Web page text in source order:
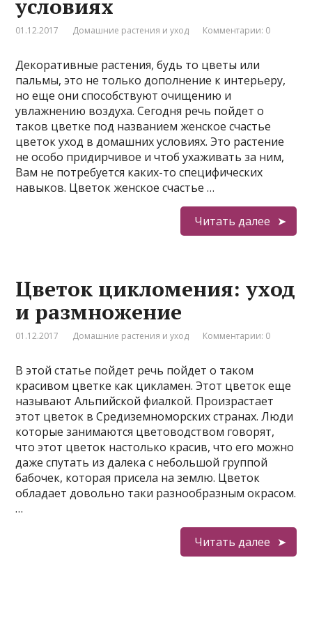
условиях
01.12.2017 Домашние растения и уход Комментарии: 0
Декоративные растения, будь то цветы или
пальмы, это не только дополнение к интерьеру,
но еще они способствуют очищению и
увлажнению воздуха. Сегодня речь пойдет о
таков цветке под названием женское счастье
цветок уход в домашних условиях. Это растение
не особо придирчивое и чтоб ухаживать за ним,
Вам не потребуется каких-то специфических
навыков. Цветок женское счастье …
Читать далее
Цветок цикломения: уход
и размножение
01.12.2017 Домашние растения и уход Комментарии: 0
В этой статье пойдет речь пойдет о таком
красивом цветке как цикламен. Этот цветок еще
называют Альпийской фиалкой. Произрастает
этот цветок в Средиземноморских странах. Люди
которые занимаются цветоводством говорят,
что этот цветок настолько красив, что его можно
даже спутать из далека с небольшой группой
бабочек, которая присела на землю. Цветок
обладает довольно таки разнообразным окрасом.
…
Читать далее